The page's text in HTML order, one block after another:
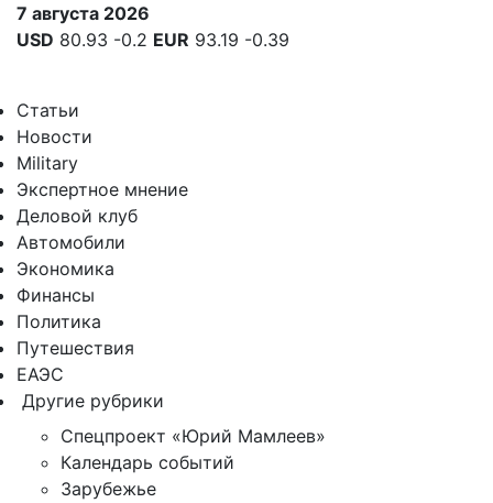
7 августа 2026
USD 80.93 -0.2 EUR 93.19 -0.39
Статьи
Новости
Military
Экспертное мнение
Деловой клуб
Автомобили
Экономика
Финансы
Политика
Путешествия
ЕАЭС
Другие рубрики
Спецпроект «Юрий Мамлеев»
Календарь событий
Зарубежье